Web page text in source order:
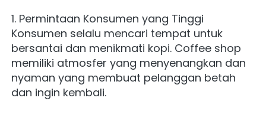
1. Permintaan Konsumen yang Tinggi
Konsumen selalu mencari tempat untuk
bersantai dan menikmati kopi. Coffee shop
memiliki atmosfer yang menyenangkan dan
nyaman yang membuat pelanggan betah
dan ingin kembali.